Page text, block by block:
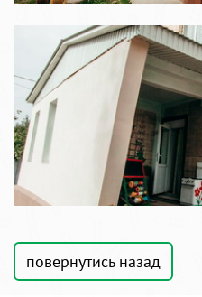
повернутись назад